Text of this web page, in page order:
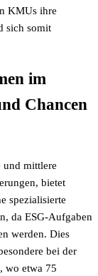
KMUs ihre
sich somit
im
Chancen
und mittlere
bietet
spezialisierte
da ESG-Aufgaben
werden. Dies
bei der
wo etwa 75